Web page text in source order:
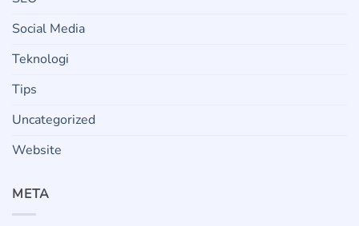
Social Media
Teknologi
Tips
Uncategorized
Website
META